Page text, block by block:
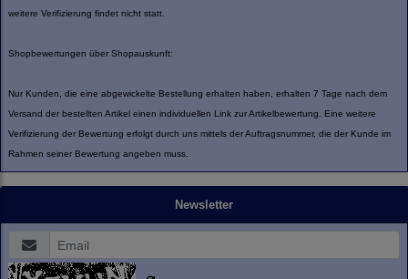
weitere Verifizierung findet nicht statt.
Shopbewertungen über Shopauskunft:
Nur Kunden, die eine abgewickelte Bestellung erhalten haben, erhalten 7 Tage nach dem
Versand der bestellten Artikel einen individuellen Link zur Artikelbewertung. Eine weitere
Verifizierung der Bewertung erfolgt durch uns mittels der Auftragsnummer, die der Kunde im
Rahmen seiner Bewertung angeben muss.
Newsletter